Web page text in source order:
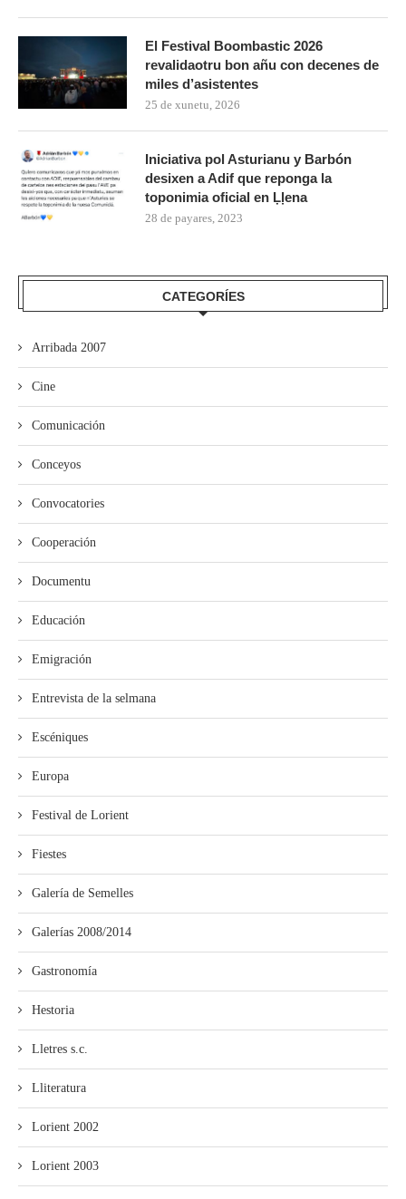
El Festival Boombastic 2026
revalidaotru bon añu con decenes de
miles d’asistentes
25 de xunetu, 2026
Iniciativa pol Asturianu y Barbón
desixen a Adif que reponga la
toponimia oficial en Ḷḷena
28 de payares, 2023
CATEGORÍES
Arribada 2007
Cine
Comunicación
Conceyos
Convocatories
Cooperación
Documentu
Educación
Emigración
Entrevista de la selmana
Escéniques
Europa
Festival de Lorient
Fiestes
Galería de Semelles
Galerías 2008/2014
Gastronomía
Hestoria
Lletres s.c.
Lliteratura
Lorient 2002
Lorient 2003